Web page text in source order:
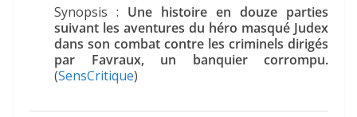
Synopsis : Une histoire en douze parties
suivant les aventures du héro masqué Judex
dans son combat contre les criminels dirigés
par Favraux, un banquier corrompu.
(SensCritique)